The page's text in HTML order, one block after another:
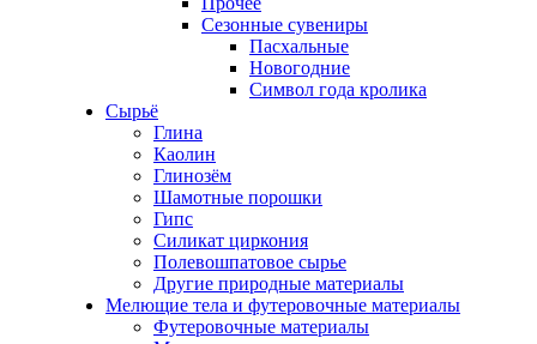
Сезонные сувениры
Пасхальные
Новогодние
Символ года кролика
Сырьё
Глина
Каолин
Глинозём
Шамотные порошки
Гипс
Силикат циркония
Полевошпатовое сырье
Другие природные материалы
Мелющие тела и футеровочные материалы
Футеровочные материалы